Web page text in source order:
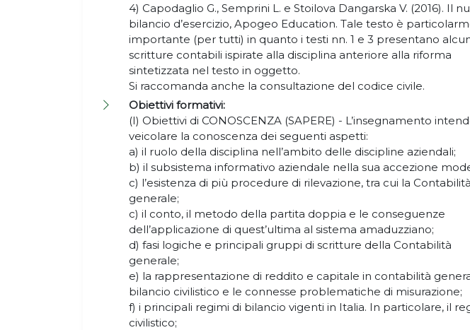
4) Capodaglio G., Semprini L. e Stoilova Dangarska V. (2016). Il
bilancio d’esercizio, Apogeo Education. Tale testo è
importante (per tutti) in quanto i testi nn. 1 e 3 presentano
scritture contabili ispirate alla disciplina anteriore alla riforma
sintetizzata nel testo in oggetto.
Si raccomanda anche la consultazione del codice civile.
Obiettivi formativi:
(I) Obiettivi di CONOSCENZA (SAPERE) - L’insegnamento
veicolare la conoscenza dei seguenti aspetti:
a) il ruolo della disciplina nell’ambito delle discipline aziendali;
b) il subsistema informativo aziendale nella sua accezione
c) l’esistenza di più procedure di rilevazione, tra cui la Contabilità
generale;
c) il conto, il metodo della partita doppia e le conseguenze
dell’applicazione di quest’ultima al sistema amaduzziano;
d) fasi logiche e principali gruppi di scritture della Contabilità
generale;
e) la rappresentazione di reddito e capitale in contabilità
bilancio civilistico e le connesse problematiche di misurazione;
f) i principali regimi di bilancio vigenti in Italia. In particolare, il
civilistico;